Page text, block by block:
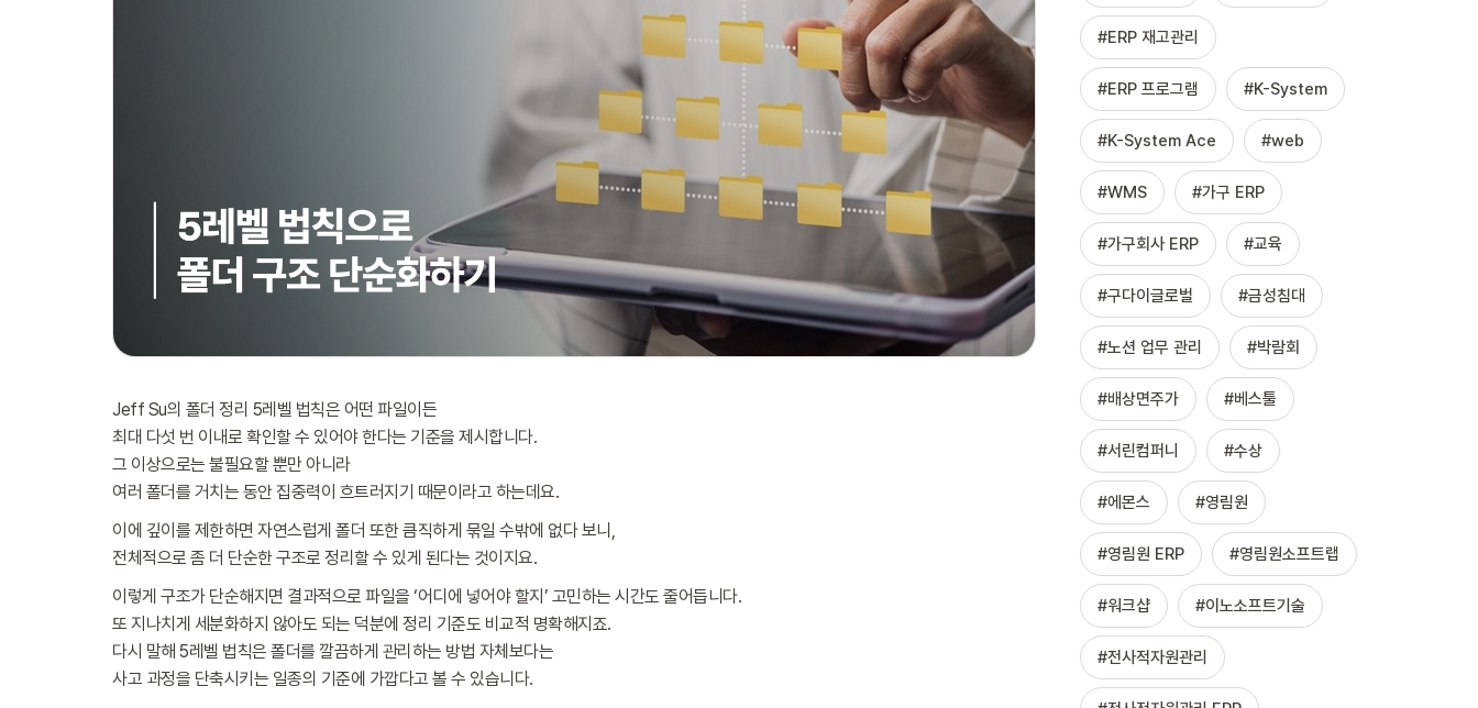
Jeff Su의 폴더 정리 5레벨 법칙은 어떤 파일이든
최대 다섯 번 이내로 확인할 수 있어야 한다는 기준을 제시합니다.
그 이상으로는 불필요할 뿐만 아니라
여러 폴더를 거치는 동안 집중력이 흐트러지기 때문이라고 하는데요.
이에 깊이를 제한하면 자연스럽게 폴더 또한 큼직하게 묶일 수밖에 없다 보니,
전체적으로 좀 더 단순한 구조로 정리할 수 있게 된다는 것이지요.
이렇게 구조가 단순해지면 결과적으로 파일을 ‘어디에 넣어야 할지’ 고민하는 시간도 줄어듭니다.
또 지나치게 세분화하지 않아도 되는 덕분에 정리 기준도 비교적 명확해지죠.
다시 말해 5레벨 법칙은 폴더를 깔끔하게 관리하는 방법 자체보다는
사고 과정을 단축시키는 일종의 기준에 가깝다고 볼 수 있습니다.
ERP 재고관리
ERP 프로그램 K-System
K-System Ace web
WMS 가구 ERP
가구회사 ERP 교육
구다이글로벌 금성침대
노션 업무 관리 박람회
배상면주가 베스툴
서린컴퍼니 수상
에몬스 영림원
영림원 ERP 영림원소프트랩
워크샵 이노소프트기술
전사적자원관리